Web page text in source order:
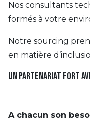
Nos consultants
formés à votre
Notre sourcing
en matière
Un partenariat fort
A chacun son